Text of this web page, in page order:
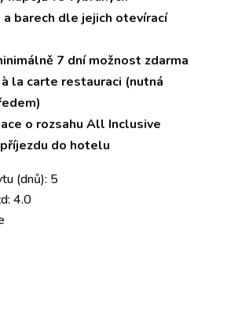
a barech dle jejich otevírací
7 dní možnost zdarma
la carte restauraci (nutná
o rozsahu All Inclusive
do hotelu
(dnů): 5
4.0